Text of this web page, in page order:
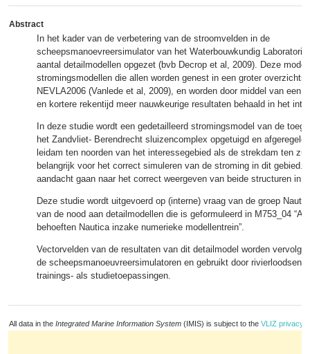
Abstract
In het kader van de verbetering van de stroomvelden in de
scheepsmanoevreersimulator van het Waterbouwkundig
aantal detailmodellen opgezet (bvb Decrop et al, 2009). Deze
stromingsmodellen die allen worden genest in een groter
NEVLA2006 (Vanlede et al, 2009), en worden door middel van een
en kortere rekentijd meer nauwkeurige resultaten behaald in het
In deze studie wordt een gedetailleerd stromingsmodel van de
het Zandvliet- Berendrecht sluizencomplex opgetuigd en
leidam ten noorden van het interessegebied als de strekdam ten
belangrijk voor het correct simuleren van de stroming in dit gebied.
aandacht gaan naar het correct weergeven van beide structuren in
Deze studie wordt uitgevoerd op (interne) vraag van de groep
van de nood aan detailmodellen die is geformuleerd in M753_04
behoeften Nautica inzake numerieke modellentrein”.
Vectorvelden van de resultaten van dit detailmodel worden
de scheepsmanoeuvreersimulatoren en gebruikt door rivierloodsen
trainings- als studietoepassingen.
All data in the Integrated Marine Information System (IMIS) is subject to the VLIZ privacy